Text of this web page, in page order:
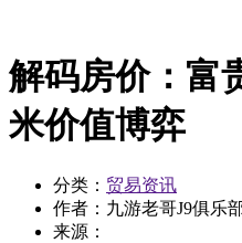
解码房价：富
米价值博弈
分类： 贸易资讯
作者： 九游老哥J9俱乐
来源：